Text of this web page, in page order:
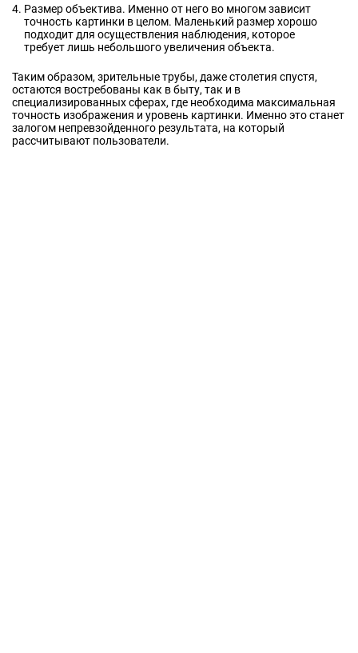
Размер объектива. Именно от него во многом зависит
точность картинки в целом. Маленький размер хорошо
подходит для осуществления наблюдения, которое
требует лишь небольшого увеличения объекта.
Таким образом, зрительные трубы, даже столетия спустя,
остаются востребованы как в быту, так и в
специализированных сферах, где необходима максимальная
точность изображения и уровень картинки. Именно это станет
залогом непревзойденного результата, на который
рассчитывают пользователи.